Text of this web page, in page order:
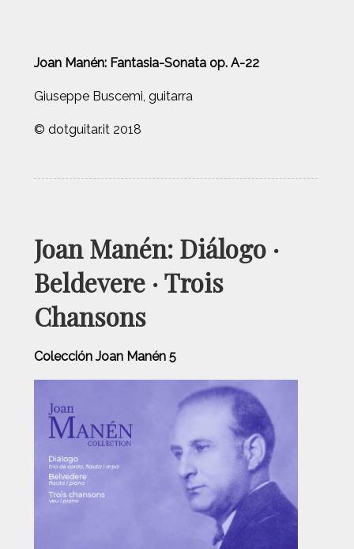
Joan Manén: Fantasia-Sonata op. A-22
Giuseppe Buscemi, guitarra
© dotguitar.it 2018
Joan Manén: Diálogo ·
Beldevere · Trois
Chansons
Colección Joan Manén 5